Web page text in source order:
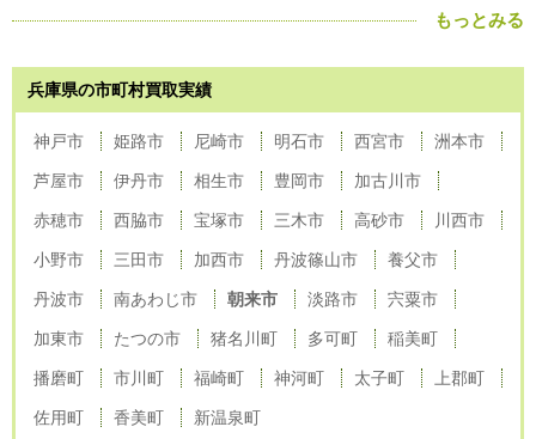
もっとみる
兵庫県の市町村買取実績
神戸市 姫路市 尼崎市 明石市 西宮市 洲本市
芦屋市 伊丹市 相生市 豊岡市 加古川市
赤穂市 西脇市 宝塚市 三木市 高砂市 川西市
小野市 三田市 加西市 丹波篠山市 養父市
丹波市 南あわじ市 朝来市 淡路市 宍粟市
加東市 たつの市 猪名川町 多可町 稲美町
播磨町 市川町 福崎町 神河町 太子町 上郡町
佐用町 香美町 新温泉町